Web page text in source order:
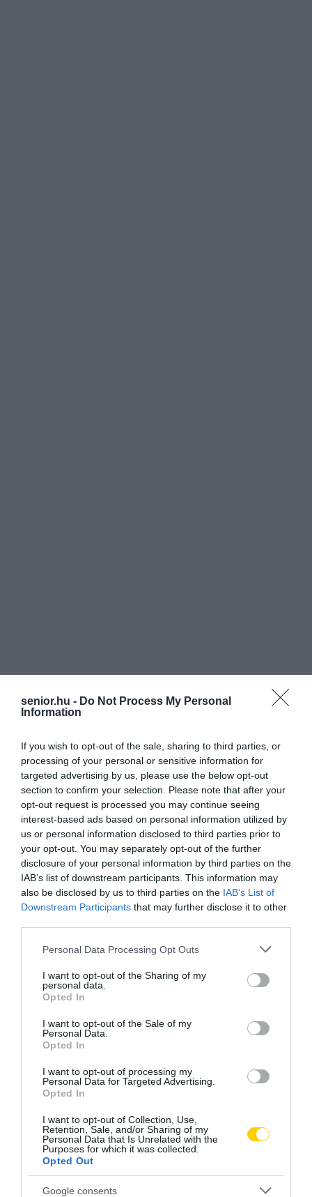
senior.hu - Do Not Process My Personal
Information
If you wish to opt-out of the sale, sharing to third parties, or
processing of your personal or sensitive information for
targeted advertising by us, please use the below opt-out
section to confirm your selection. Please note that after your
opt-out request is processed you may continue seeing
interest-based ads based on personal information utilized by
us or personal information disclosed to third parties prior to
your opt-out. You may separately opt-out of the further
disclosure of your personal information by third parties on the
IAB’s list of downstream participants. This information may
also be disclosed by us to third parties on the IAB’s List of
Downstream Participants that may further disclose it to other
Please note that this website/app uses one or more Google
not limited to your visit or usage behaviour. You may click to
grant or deny consent to Google and its third-party tags to
use your data for below specified purposes in below Google
consent section.
Personal Data Processing Opt Outs
I want to opt-out of the Sharing of my
personal data.
Opted In
I want to opt-out of the Sale of my
Personal Data.
Opted In
I want to opt-out of processing my
Personal Data for Targeted Advertising.
Opted In
I want to opt-out of Collection, Use,
Retention, Sale, and/or Sharing of my
Personal Data that Is Unrelated with the
Purposes for which it was collected.
Opted Out
Google consents